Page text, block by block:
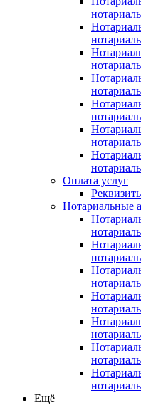
Оплата услуг
Нотариальные
Ещё